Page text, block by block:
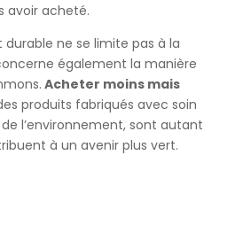
avoir acheté.
ne se limite pas à la
également la manière
Acheter moins mais
produits fabriqués avec soin
l’environnement, sont autant
à un avenir plus vert.